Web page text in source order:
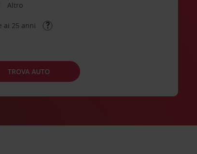
Altro
ai 25 anni
TROVA AUTO